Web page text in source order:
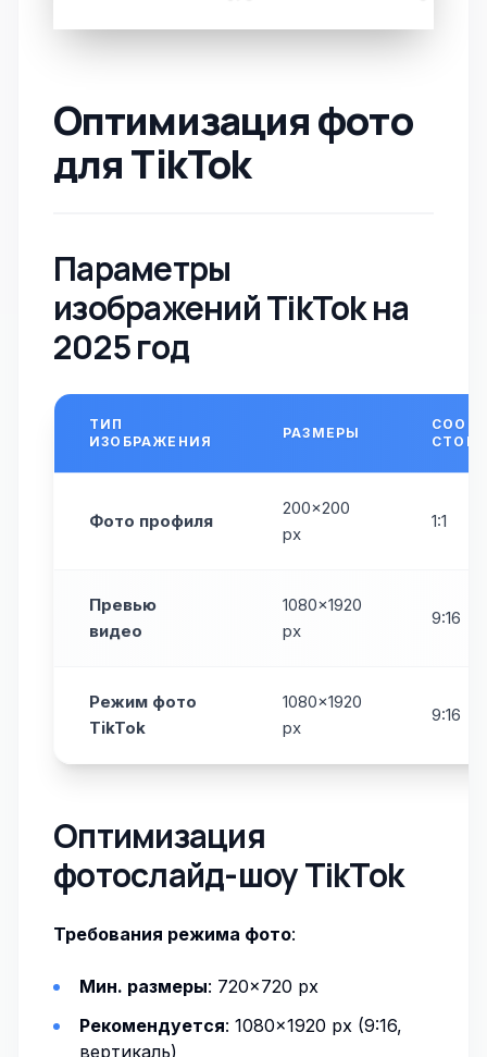
Оптимизация фото
для TikTok
Параметры
изображений TikTok на
2025 год
ТИП
ИЗОБРАЖЕНИЯ
РАЗМЕРЫ
Фото профиля
200×200
px
1:1
Превью
видео
1080×1920
px
9:16
Режим фото
TikTok
1080×1920
px
9:16
Оптимизация
фотослайд-шоу TikTok
Требования режима фото:
Мин. размеры: 720×720 px
Рекомендуется: 1080×1920 px (9:16,
вертикаль)